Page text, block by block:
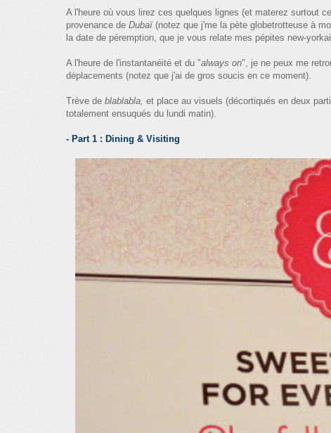
A l'heure où vous lirez ces quelques lignes (et materez surtout
provenance de Dubaï(notez que j'me la pète globetrotteuse à
la date de péremption, que je vous relate mes pépites new-
A l'heure de l'instantanéité et du "always on", je ne peux me
déplacements (notez que j'ai de gros soucis en ce moment).
Trève de blablabla, et place au visuels (décortiqués en deux
totalement ensuqués du lundi matin).
- Part 1 : Dining & Visiting